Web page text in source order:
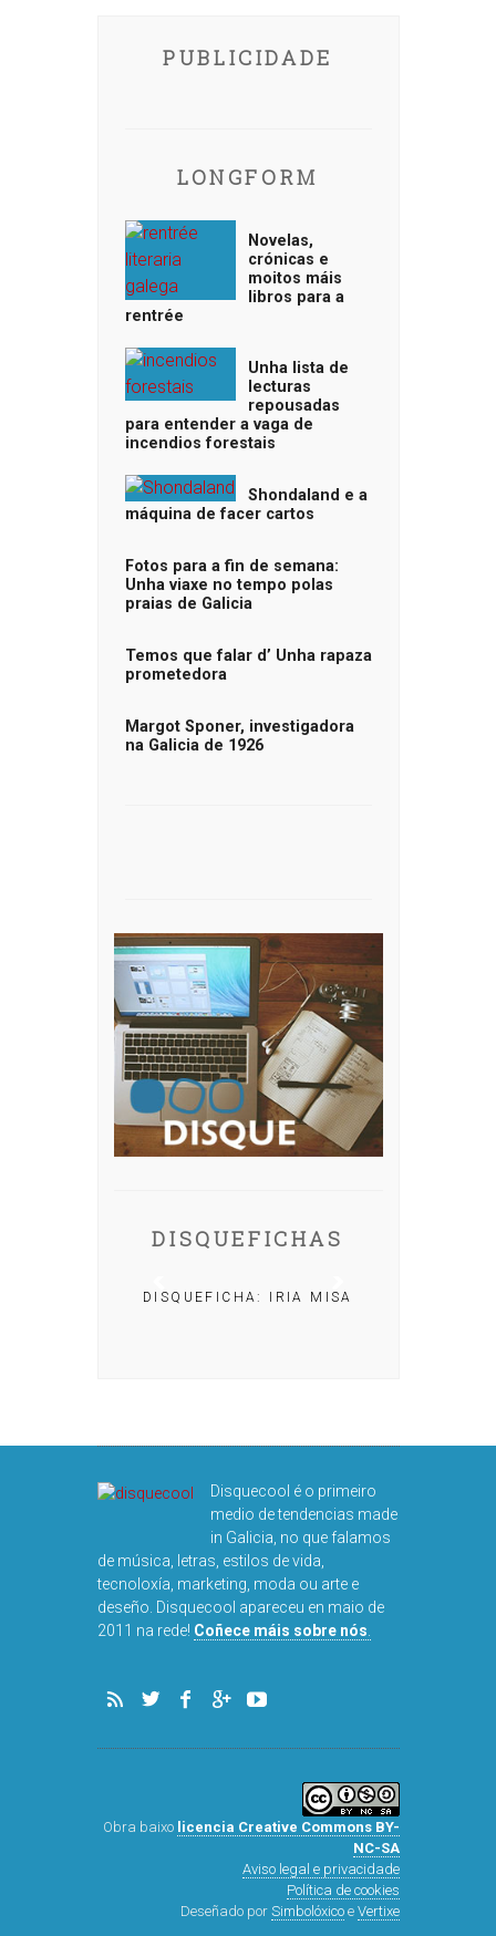
PUBLICIDADE
LONGFORM
Novelas,
crónicas e
moitos máis
libros para a
rentrée
Unha lista de
lecturas
repousadas
para entender a vaga de
incendios forestais
Shondaland e a
máquina de facer cartos
Fotos para a fin de semana:
Unha viaxe no tempo polas
praias de Galicia
Temos que falar d’ Unha rapaza
prometedora
Margot Sponer, investigadora
na Galicia de 1926
DISQUEFICHAS
DISQUEFICHA: IRIA MISA
DISQUEFICHA:
Disquecool é o primeiro
medio de tendencias made
in Galicia, no que falamos
de música, letras, estilos de vida,
tecnoloxía, marketing, moda ou arte e
deseño. Disquecool apareceu en maio de
2011 na rede! Coñece máis sobre nós.
Obra baixo licencia Creative Commons BY-
NC-SA
Aviso legal e privacidade
Política de cookies
Deseñado por Simbolóxicoe Vertixe